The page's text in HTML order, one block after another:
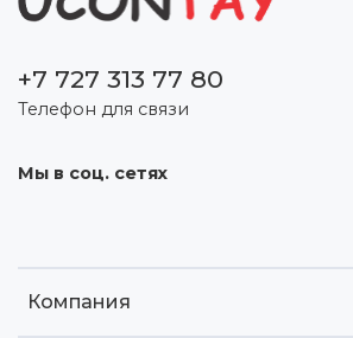
Компания
+7 727 313 77 80
Телефон для связи
Мы в соц. сетях